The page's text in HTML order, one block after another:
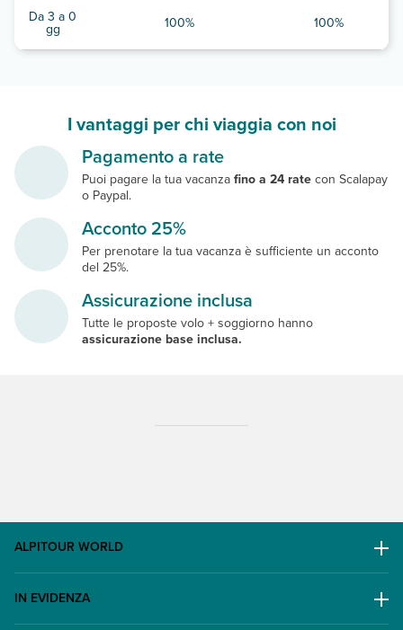
Da 3 a 0
gg 100% 100%
I vantaggi per chi viaggia con noi
Pagamento a rate
Puoi pagare la tua vacanzafino a 24 ratecon Scalapay
o Paypal.
Acconto 25%
Per prenotare la tua vacanza è sufficiente un acconto
del 25%.
Assicurazione inclusa
Tutte le proposte volo + soggiorno hanno
assicurazione base inclusa.
ALPITOUR WORLD
AWARD
IN EVIDENZA